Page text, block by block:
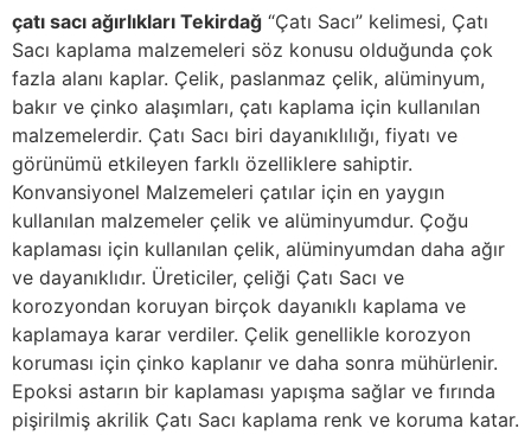
çatı sacı ağırlıkları Tekirdağ “Çatı Sacı” kelimesi, Çatı
Sacı kaplama malzemeleri söz konusu olduğunda çok
fazla alanı kaplar. Çelik, paslanmaz çelik, alüminyum,
bakır ve çinko alaşımları, çatı kaplama için kullanılan
malzemelerdir. Çatı Sacı biri dayanıklılığı, fiyatı ve
görünümü etkileyen farklı özelliklere sahiptir.
Konvansiyonel Malzemeleri çatılar için en yaygın
kullanılan malzemeler çelik ve alüminyumdur. Çoğu
kaplaması için kullanılan çelik, alüminyumdan daha ağır
ve dayanıklıdır. Üreticiler, çeliği Çatı Sacı ve
korozyondan koruyan birçok dayanıklı kaplama ve
kaplamaya karar verdiler. Çelik genellikle korozyon
koruması için çinko kaplanır ve daha sonra mühürlenir.
Epoksi astarın bir kaplaması yapışma sağlar ve fırında
pişirilmiş akrilik Çatı Sacı kaplama renk ve koruma katar.